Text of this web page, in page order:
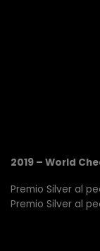
2019 – World
Premio Silver al
Premio Silver al